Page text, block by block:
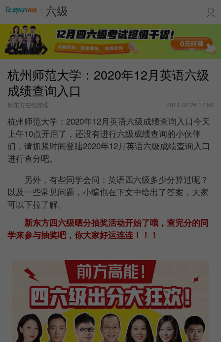
六级
杭州师范大学：2020年12月英语六级
成绩查询入口
新东方在线整理 2021.02.26 17:58
杭州师范大学：2020年12月英语六级成绩查询入口今天
上午10点开启了，还没有进行六级成绩查询的小伙伴
们 ，请抓紧时间登陆2020年12月英语六级成绩查询入口
进行查分吧。
另外，有些同学会问：英语四六级多少分算过呢？
以及一些常见问题，小编也在下文中给出了答案，大家
可以下拉了解。
新东方四六级晒分抽奖活动开始了哦，查完分的同
学来参与抽奖吧，你大家好运连连！！！